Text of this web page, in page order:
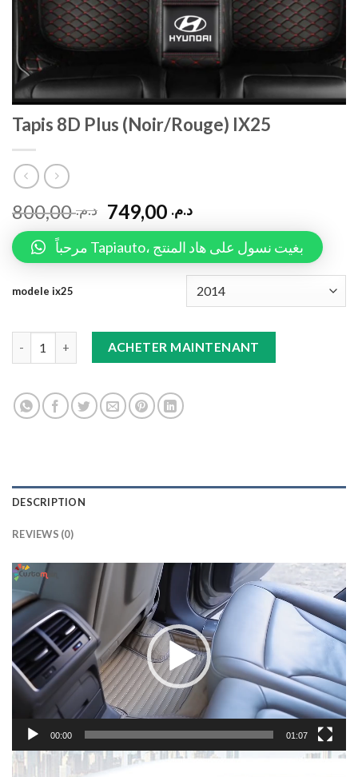
Tapis 8D Plus (Noir/Rouge) IX25
د.م.800,00 د.م.
مرحباً Tapiauto، بغيت نسول على هاد المنتج
modele ix25
Tapis 8D Plus (Noir/Rouge) IX25 quantity
ACHETER MAINTENANT
DESCRIPTION
REVIEWS (0)
Lecteur
vidéo
00:00 01:07